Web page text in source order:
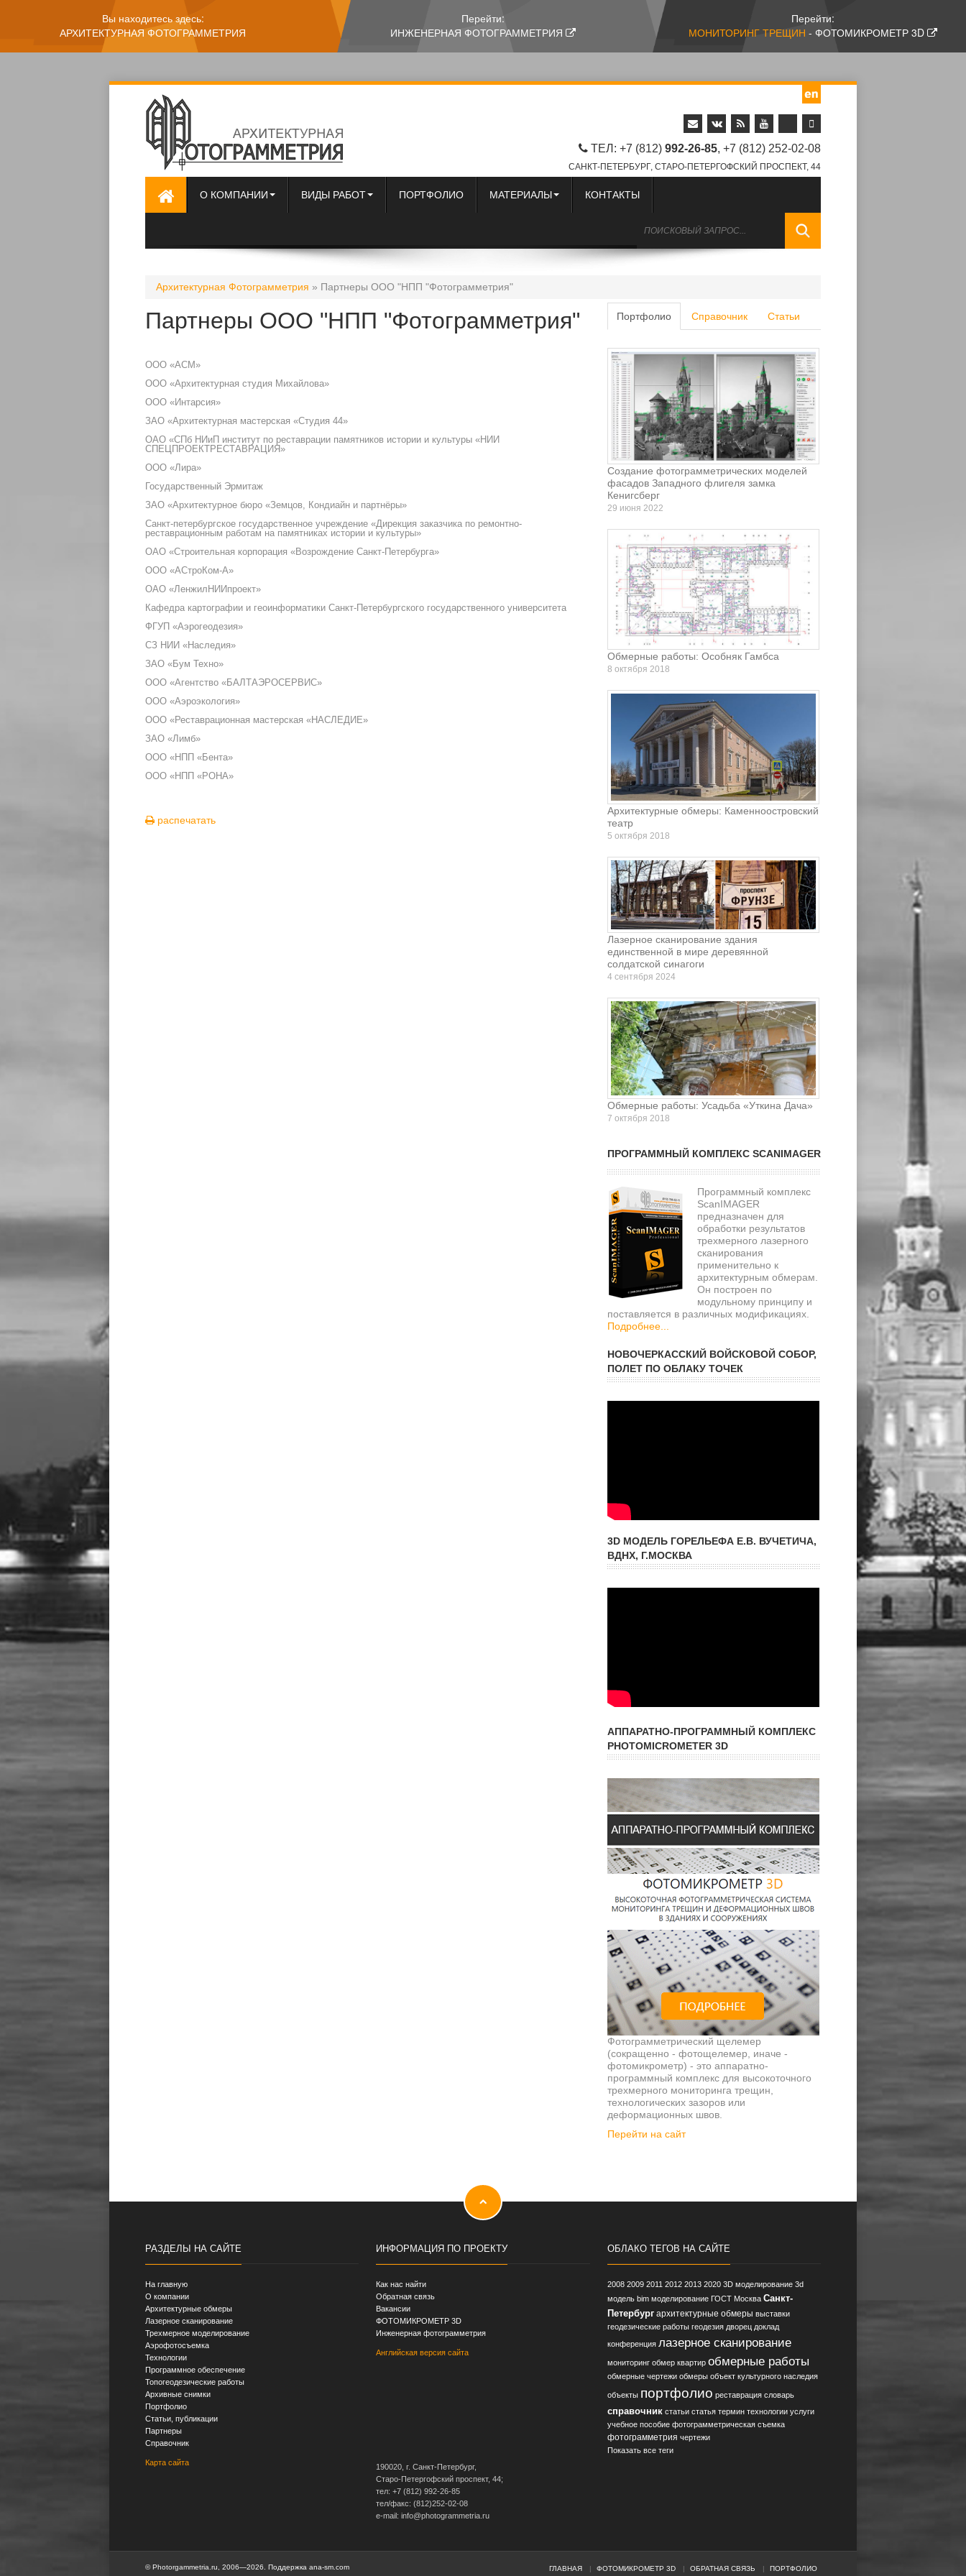
Вы находитесь здесь:
АРХИТЕКТУРНАЯ ФОТОГРАММЕТРИЯ
Перейти:
ИНЖЕНЕРНАЯ ФОТОГРАММЕТРИЯ
Перейти:
МОНИТОРИНГ ТРЕЩИН - ФОТОМИКРОМЕТР 3D
ТЕЛ: +7 (812) 992-26-85, +7 (812) 252-02-08
САНКТ-ПЕТЕРБУРГ, СТАРО-ПЕТЕРГОФСКИЙ ПРОСПЕКТ, 44
О КОМПАНИИ ВИДЫ РАБОТ ПОРТФОЛИО МАТЕРИАЛЫ КОНТАКТЫ
Архитектурная Фотограмметрия » Партнеры ООО "НПП "Фотограмметрия"
Партнеры ООО "НПП "Фотограмметрия"
ООО «АСМ»
ООО «Архитектурная студия Михайлова»
ООО «Интарсия»
ЗАО «Архитектурная мастерская «Студия 44»
ОАО «СПб НИиП институт по реставрации памятников истории и культуры «НИИ
СПЕЦПРОЕКТРЕСТАВРАЦИЯ»
ООО «Лира»
Государственный Эрмитаж
ЗАО «Архитектурное бюро «Земцов, Кондиайн и партнёры»
Санкт-петербургское государственное учреждение «Дирекция заказчика по ремонтно-
реставрационным работам на памятниках истории и культуры»
ОАО «Строительная корпорация «Возрождение Санкт-Петербурга»
ООО «АСтроКом-А»
ОАО «ЛенжилНИИпроект»
Кафедра картографии и геоинформатики Санкт-Петербургского государственного университета
ФГУП «Аэрогеодезия»
СЗ НИИ «Наследия»
ЗАО «Бум Техно»
ООО «Агентство «БАЛТАЭРОСЕРВИС»
ООО «Аэроэкология»
ООО «Реставрационная мастерская «НАСЛЕДИЕ»
ЗАО «Лимб»
ООО «НПП «Бента»
ООО «НПП «РОНА»
распечатать
Портфолио Справочник Статьи
Создание фотограмметрических моделей
фасадов Западного флигеля замка
Кенигсберг
29 июня 2022
Обмерные работы: Особняк Гамбса
8 октября 2018
Архитектурные обмеры: Каменноостровский
театр
5 октября 2018
Лазерное сканирование здания
единственной в мире деревянной
солдатской синагоги
4 сентября 2024
Обмерные работы: Усадьба «Уткина Дача»
7 октября 2018
ПРОГРАММНЫЙ КОМПЛЕКС SCANIMAGER
Программный комплекс
ScanIMAGER
предназначен для
обработки результатов
трехмерного лазерного
сканирования
применительно к
архитектурным обмерам.
Он построен по
модульному принципу и
поставляется в различных модификациях.
Подробнее...
НОВОЧЕРКАССКИЙ ВОЙСКОВОЙ СОБОР,
ПОЛЕТ ПО ОБЛАКУ ТОЧЕК
3D МОДЕЛЬ ГОРЕЛЬЕФА Е.В. ВУЧЕТИЧА,
ВДНХ, Г.МОСКВА
АППАРАТНО-ПРОГРАММНЫЙ КОМПЛЕКС
PHOTOMICROMETER 3D
Фотограмметрический щелемер
(сокращенно - фотощелемер, иначе -
фотомикрометр) - это аппаратно-
программный комплекс для высокоточного
трехмерного мониторинга трещин,
технологических зазоров или
деформационных швов.
Перейти на сайт
РАЗДЕЛЫ НА САЙТЕ
На главную
О компании
Архитектурные обмеры
Лазерное сканирование
Трехмерное моделирование
Аэрофотосъемка
Технологии
Программное обеспечение
Топогеодезические работы
Архивные снимки
Портфолио
Статьи, публикации
Партнеры
Справочник
Карта сайта
ИНФОРМАЦИЯ ПО ПРОЕКТУ
Как нас найти
Обратная связь
Вакансии
ФОТОМИКРОМЕТР 3D
Инженерная фотограмметрия
Английская версия сайта
190020, г. Санкт-Петербург,
Старо-Петергофский проспект, 44;
тел: +7 (812) 992-26-85
тел/факс: (812)252-02-08
e-mail: info@photogrammetria.ru
ОБЛАКО ТЕГОВ НА САЙТЕ
2008 2009 2011 2012 2013 2020 3D моделирование 3d
модель bim моделирование ГОСТ Москва Санкт-
Петербург архитектурные обмеры выставки
геодезические работы геодезия дворец доклад
конференция лазерное сканирование
мониторинг обмер квартир обмерные работы
обмерные чертежи обмеры объект культурного наследия
объекты портфолио реставрация словарь
справочник статьи статья термин технологии услуги
учебное пособие фотограмметрическая съемка
фотограмметрия чертежи
Показать все теги
©Photorgammetria.ru, 2006—2026. Поддержка ana-sm.com ГЛАВНАЯ ФОТОМИКРОМЕТР 3D ОБРАТНАЯ СВЯЗЬ ПОРТФОЛИО